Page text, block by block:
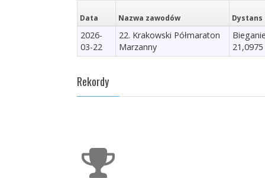
Data Nazwa zawodów Dystans
2026-
03-22
22. Krakowski Półmaraton
Marzanny
Rekordy